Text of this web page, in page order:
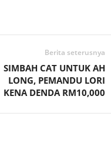
Berita seterusnya
SIMBAH CAT UNTUK AH
LONG, PEMANDU LORI
KENA DENDA RM10,000